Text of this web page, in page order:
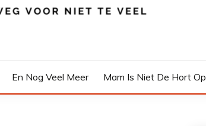
En Nog Veel Meer Mam Is Niet De Hort Op